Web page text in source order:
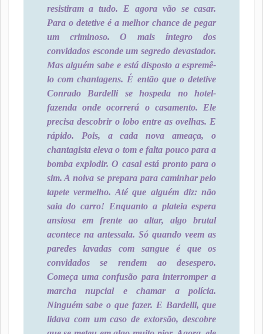
resistiram a tudo. E agora vão se casar.
Para o detetive é a melhor chance de pegar
um criminoso. O mais íntegro dos
convidados esconde um segredo devastador.
Mas alguém sabe e está disposto a espremê-
lo com chantagens. É então que o detetive
Conrado Bardelli se hospeda no hotel-
fazenda onde ocorrerá o casamento. Ele
precisa descobrir o lobo entre as ovelhas. E
rápido. Pois, a cada nova ameaça, o
chantagista eleva o tom e falta pouco para a
bomba explodir. O casal está pronto para o
sim. A noiva se prepara para caminhar pelo
tapete vermelho. Até que alguém diz: não
saia do carro! Enquanto a plateia espera
ansiosa em frente ao altar, algo brutal
acontece na antessala. Só quando veem as
paredes lavadas com sangue é que os
convidados se rendem ao desespero.
Começa uma confusão para interromper a
marcha nupcial e chamar a polícia.
Ninguém sabe o que fazer. E Bardelli, que
lidava com um caso de extorsão, descobre